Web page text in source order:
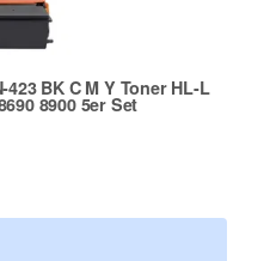
BK C M Y Toner HL-L
8900 5er Set